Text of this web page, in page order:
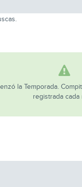
la Temporada.
registrada cada